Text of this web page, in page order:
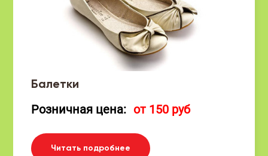
Балетки
Розничная цена: от 150 руб
Читать подробнее